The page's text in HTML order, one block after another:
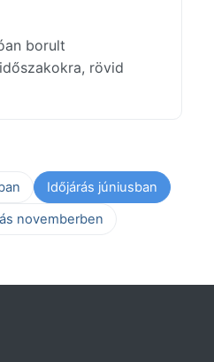
borult
rövid
Időjárás júniusban
novemberben